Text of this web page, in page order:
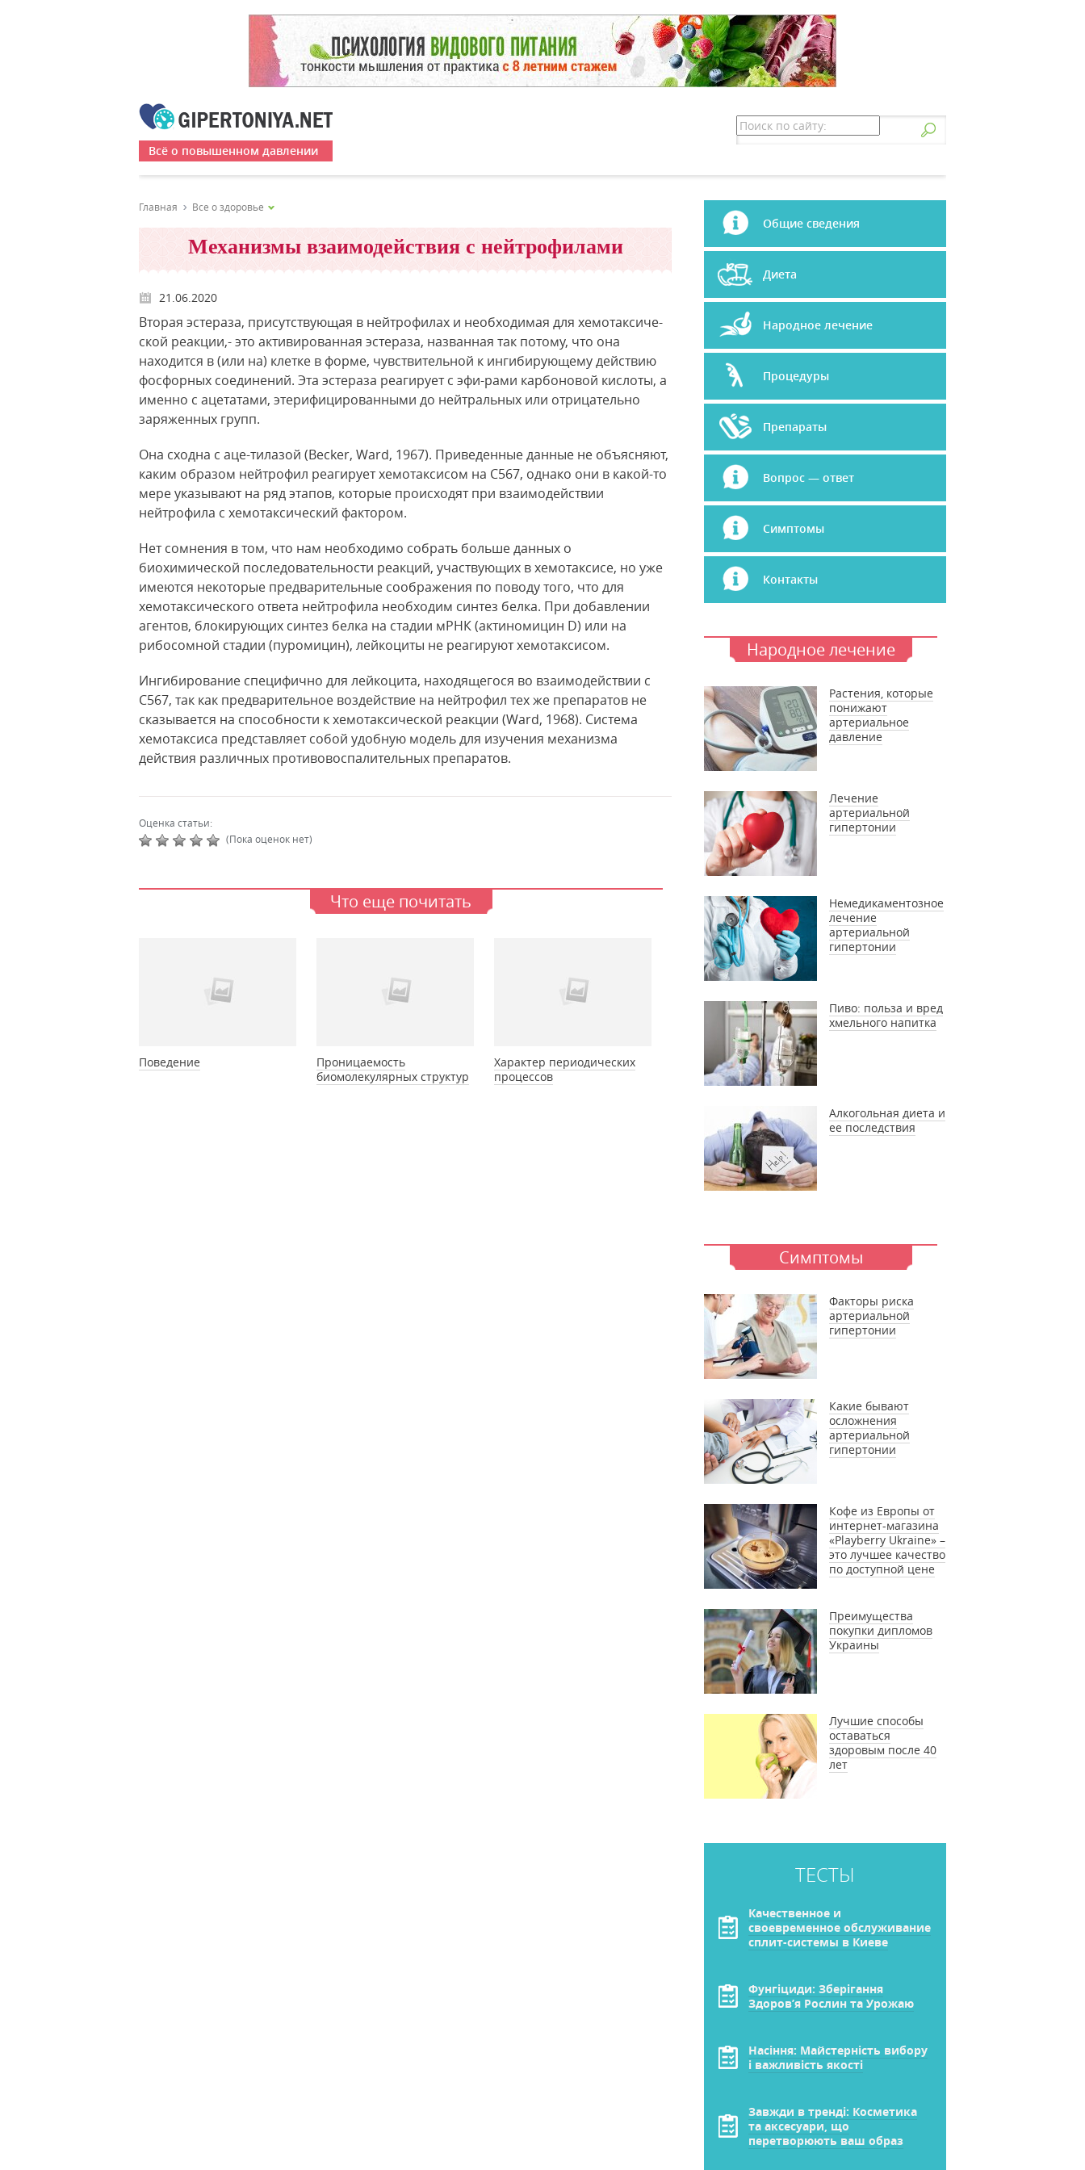
Всё о повышенном давлении
Главная Все о здоровье
Механизмы взаимодействия с нейтрофилами
21.06.2020
Вторая эстераза, присутствующая в нейтрофилах и необходимая для хемотаксиче-
ской реакции,- это активированная эстераза, названная так потому, что она
находится в (или на) клетке в форме, чувствительной к ингибирующему действию
фосфорных соединений. Эта эстераза реагирует с эфи-рами карбоновой кислоты, а
именно с ацетатами, этерифицированными до нейтральных или отрицательно
заряженных групп.
Она сходна с аце-тилазой (Becker, Ward, 1967). Приведенные данные не объясняют,
каким образом нейтрофил реагирует хемотаксисом на С567, однако они в какой-то
мере указывают на ряд этапов, которые происходят при взаимодействии
нейтрофила с хемотаксический фактором.
Нет сомнения в том, что нам необходимо собрать больше данных о
биохимической последовательности реакций, участвующих в хемотаксисе, но уже
имеются некоторые предварительные соображения по поводу того, что для
хемотаксического ответа нейтрофила необходим синтез белка. При добавлении
агентов, блокирующих синтез белка на стадии мРНК (актиномицин D) или на
рибосомной стадии (пуромицин), лейкоциты не реагируют хемотаксисом.
Ингибирование специфично для лейкоцита, находящегося во взаимодействии с
С567, так как предварительное воздействие на нейтрофил тех же препаратов не
сказывается на способности к хемотаксической реакции (Ward, 1968). Система
хемотаксиса представляет собой удобную модель для изучения механизма
действия различных противовоспалительных препаратов.
Оценка статьи:
(Пока оценок нет)
Что еще почитать
Поведение
Проницаемость
биомолекулярных структур
Характер периодических
процессов
Общие сведения
Диета
Народное лечение
Процедуры
Препараты
Вопрос — ответ
Симптомы
Контакты
Народное лечение
Растения, которые
понижают
артериальное
давление
Лечение
артериальной
гипертонии
Немедикаментозное
лечение
артериальной
гипертонии
Пиво: польза и вред
хмельного напитка
Алкогольная диета и
ее последствия
Симптомы
Факторы риска
артериальной
гипертонии
Какие бывают
осложнения
артериальной
гипертонии
Кофе из Европы от
интернет-магазина
«Playberry Ukraine» –
это лучшее качество
по доступной цене
Преимущества
покупки дипломов
Украины
Лучшие способы
оставаться
здоровым после 40
лет
ТЕСТЫ
Качественное и
своевременное обслуживание
сплит-системы в Киеве
Фунгіциди: Зберігання
Здоров’я Рослин та Урожаю
Насіння: Майстерність вибору
і важливість якості
Завжди в тренді: Косметика
та аксесуари, що
перетворюють ваш образ